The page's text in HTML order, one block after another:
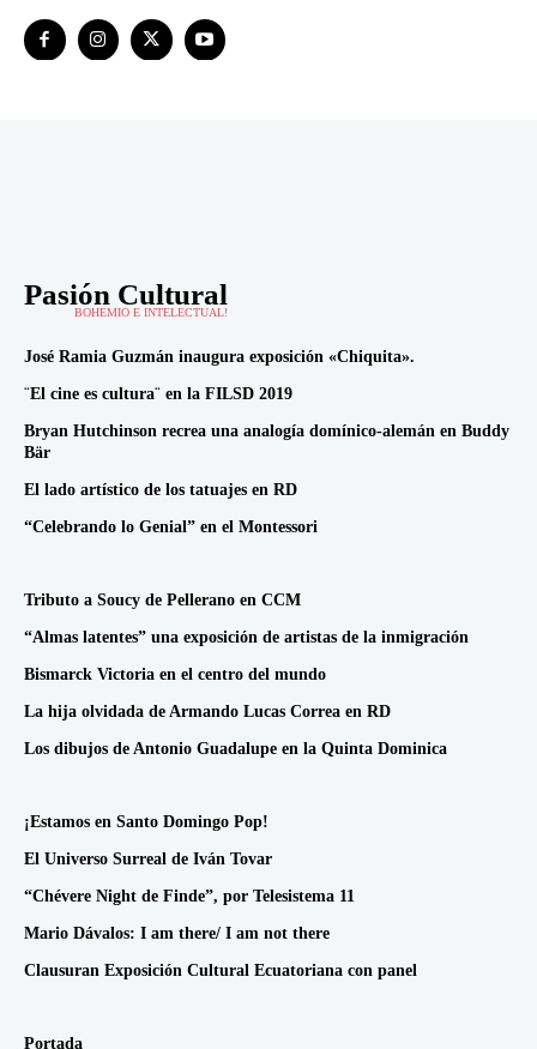
Pasión Cultural
BOHEMIO E INTELECTUAL!
José Ramia Guzmán inaugura exposición «Chiquita».
¨El cine es cultura¨ en la FILSD 2019
Bryan Hutchinson recrea una analogía domínico-alemán en Buddy
Bär
El lado artístico de los tatuajes en RD
“Celebrando lo Genial” en el Montessori
Tributo a Soucy de Pellerano en CCM
“Almas latentes” una exposición de artistas de la inmigración
Bismarck Victoria en el centro del mundo
La hija olvidada de Armando Lucas Correa en RD
Los dibujos de Antonio Guadalupe en la Quinta Dominica
¡Estamos en Santo Domingo Pop!
El Universo Surreal de Iván Tovar
“Chévere Night de Finde”, por Telesistema 11
Mario Dávalos: I am there/ I am not there
Clausuran Exposición Cultural Ecuatoriana con panel
Portada